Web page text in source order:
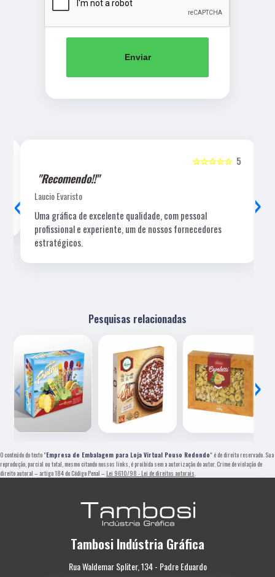
Enviar
5
☆☆☆☆☆
"Recomendo!!"
Laucio Evaristo
Uma gráfica de excelente qualidade, com pessoal
profissional e experiente, um de nossos fornecedores
estratégicos.
‹ ›
Pesquisas relacionadas
‹ ›
O conteúdo do texto "Empresa de Embalagem para Loja Virtual Pouso Redondo" é de direito reservado. Sua
reprodução, parcial ou total, mesmo citando nossos links, é proibida sem a autorização do autor. Crime de violação de
direito autoral – artigo 184 do Código Penal – Lei 9610/98 - Lei de direitos autorais
Tambosi Indústria Gráfica
Rua Waldemar Spliter, 134 - Padre Eduardo